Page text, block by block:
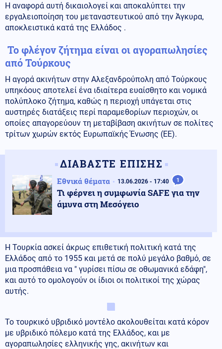
Η αναφορά αυτή δικαιολογεί και αποκαλύπτει την
εργαλειοποίηση του μεταναστευτικού από την Άγκυρα,
αποκλειστικά κατά της Ελλάδος .
Το φλέγον ζήτημα είναι οι αγοραπωλησίες
από Τούρκους
Η αγορά ακινήτων στην Αλεξανδρούπολη από Τούρκους
υπηκόους αποτελεί ένα ιδιαίτερα ευαίσθητο και νομικά
πολύπλοκο ζήτημα, καθώς η περιοχή υπάγεται στις
αυστηρές διατάξεις περί παραμεθορίων περιοχών, οι
οποίες απαγορεύουν τη μεταβίβαση ακινήτων σε πολίτες
τρίτων χωρών εκτός Ευρωπαϊκής Ένωσης (ΕΕ).
ΔΙΑΒΑΣΤΕ ΕΠΙΣΗΣ
Εθνικά θέματα 13.06.2026 - 17:40 1
Τι φέρνει η συμφωνία SAFE για την
άμυνα στη Μεσόγειο
Η Τουρκία ασκεί άκρως επιθετική πολιτική κατά της
Ελλάδος από το 1955 και μετά σε πολύ μεγάλο βαθμό, σε
μια προσπάθεια να " γυρίσει πίσω σε οθωμανικά εδάφη",
και αυτό το ομολογούν οι ίδιοι οι πολιτικοί της χώρας
αυτής.
Το τουρκικό υβριδικό μοντέλο ακολουθείται κατά κόρον
με υβριδικό πόλεμο κατά της Ελλάδος, και με
αγοραπωλησίες ελληνικής γης, ακινήτων και